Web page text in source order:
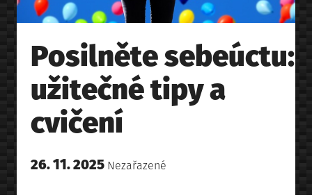
Posilněte sebeúctu:
užitečné tipy a
cvičení
Posted
26. 11. 2025 Posted
Nezařazené